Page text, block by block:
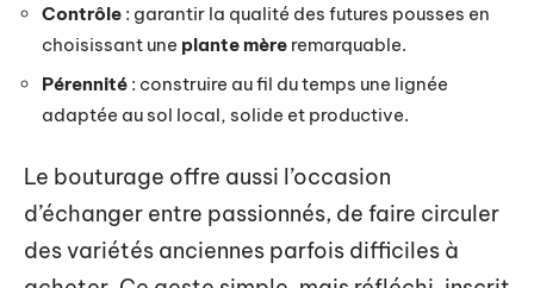
Contrôle : garantir la qualité des futures pousses en
choisissant une plante mère remarquable.
Pérennité : construire au fil du temps une lignée
adaptée au sol local, solide et productive.
Le bouturage offre aussi l’occasion
d’échanger entre passionnés, de faire circuler
des variétés anciennes parfois difficiles à